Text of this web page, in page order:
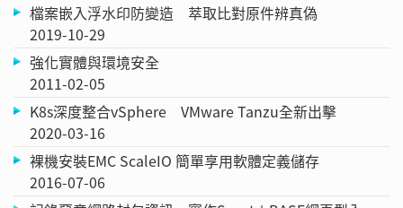
檔案嵌入浮水印防變造 萃取比對原件辨真偽
2019-10-29
強化實體與環境安全
2011-02-05
K8s深度整合vSphere VMware Tanzu全新出擊
2020-03-16
裸機安裝EMC ScaleIO 簡單享用軟體定義儲存
2016-07-06